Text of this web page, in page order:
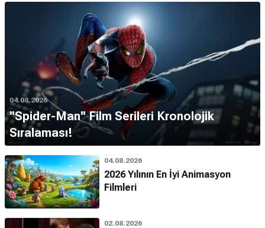
04.08.2026
''Spider-Man'' Film Serileri Kronolojik
Sıralaması!
04.08.2026
2026 Yılının En İyi Animasyon
Filmleri
02.08.2026